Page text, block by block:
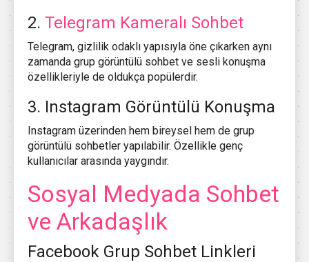
2. Telegram Kameralı Sohbet
Telegram, gizlilik odaklı yapısıyla öne çıkarken aynı
zamanda grup görüntülü sohbet ve sesli konuşma
özellikleriyle de oldukça popülerdir.
3. Instagram Görüntülü Konuşma
Instagram üzerinden hem bireysel hem de grup
görüntülü sohbetler yapılabilir. Özellikle genç
kullanıcılar arasında yaygındır.
Sosyal Medyada Sohbet
ve Arkadaşlık
Facebook Grup Sohbet Linkleri